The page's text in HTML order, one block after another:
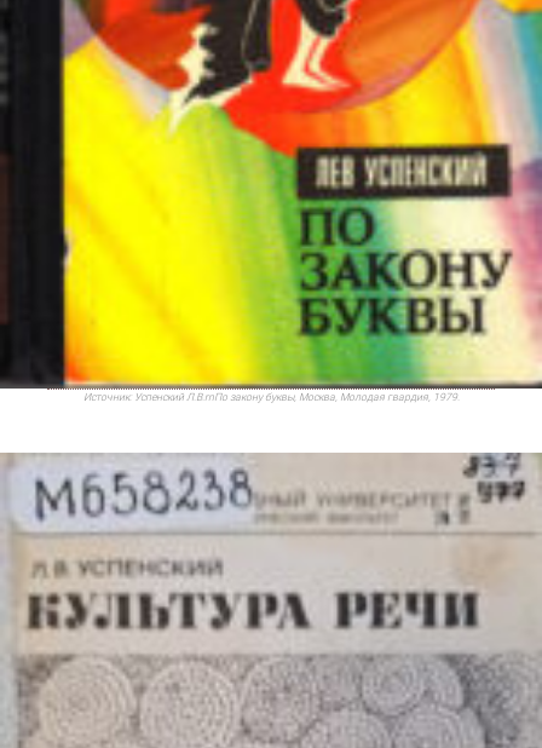
Источник: Успенский Л.В.rnПо закону буквы, Москва, Молодая гвардия, 1979.